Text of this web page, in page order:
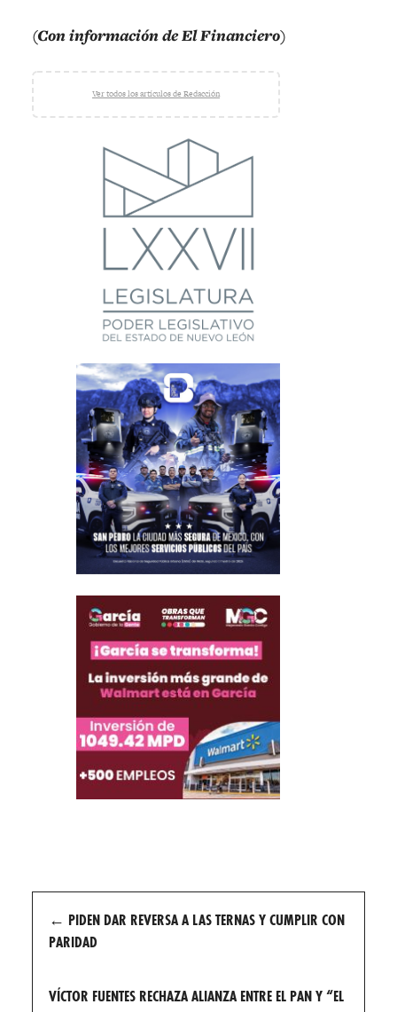
(Con información de ElFinanciero)
Ver todos los artículos de Redacción
Post
navigation
← PIDEN DAR REVERSA A LAS TERNAS Y CUMPLIR CON
PARIDAD
VÍCTOR FUENTES RECHAZA ALIANZA ENTRE EL PAN Y “EL